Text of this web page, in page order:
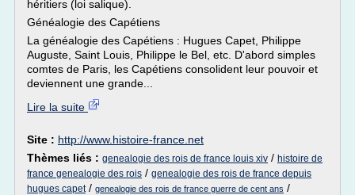
héritiers (loi salique).
Généalogie des Capétiens
La généalogie des Capétiens : Hugues Capet, Philippe
Auguste, Saint Louis, Philippe le Bel, etc. D'abord simples
comtes de Paris, les Capétiens consolident leur pouvoir et
deviennent une grande...
Lire la suite
Site : http://www.histoire-france.net
Thèmes liés : genealogie des rois de france louis xiv / histoire de
france genealogie des rois / genealogie des rois de france depuis
hugues capet/ genealogie des rois de france guerre de cent ans /